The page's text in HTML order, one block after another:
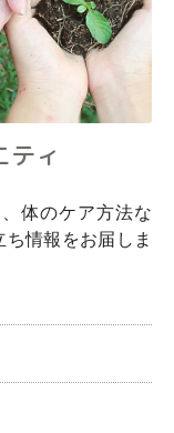
ティ
体のケア方法な
情報をお届しま